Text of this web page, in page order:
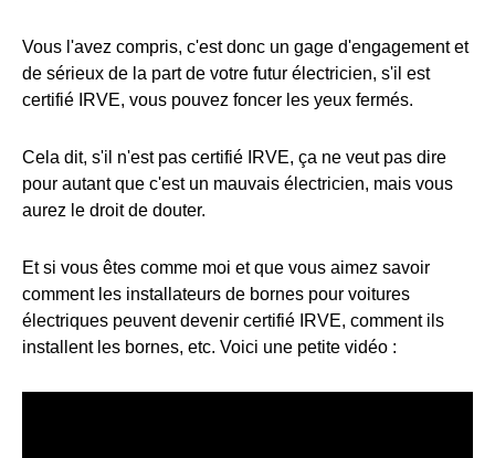
Vous l'avez compris, c'est donc un gage d'engagement et
de sérieux de la part de votre futur électricien, s'il est
certifié IRVE, vous pouvez foncer les yeux fermés.
Cela dit, s'il n'est pas certifié IRVE, ça ne veut pas dire
pour autant que c'est un mauvais électricien, mais vous
aurez le droit de douter.
Et si vous êtes comme moi et que vous aimez savoir
comment les installateurs de bornes pour voitures
électriques peuvent devenir certifié IRVE, comment ils
installent les bornes, etc. Voici une petite vidéo :